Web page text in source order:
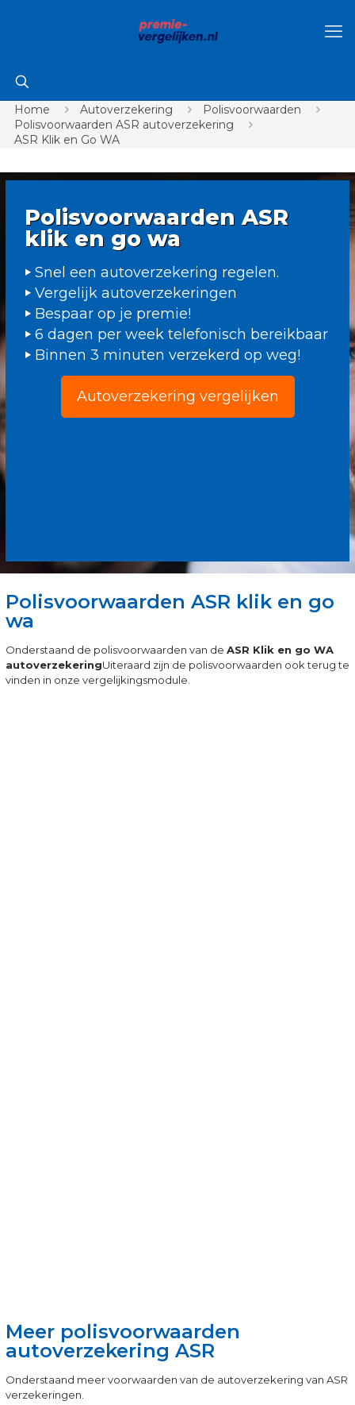
Home Autoverzekering
Polisvoorwaarden
Polisvoorwaarden ASR autoverzekering
ASR Klik en Go WA
Polisvoorwaarden ASR
klik en go wa
Snel een autoverzekering regelen.
Vergelijk autoverzekeringen
Bespaar op je premie!
6 dagen per week telefonisch bereikbaar
Binnen 3 minuten verzekerd op weg!
Autoverzekering vergelijken
Polisvoorwaarden ASR klik en go
wa
Onderstaand de polisvoorwaarden van de ASR Klik en go WA
autoverzekeringUiteraard zijn de polisvoorwaarden ook terug te
vinden in onze vergelijkingsmodule.
Meer polisvoorwaarden
autoverzekering ASR
Onderstaand meer voorwaarden van de autoverzekering van ASR
verzekeringen.